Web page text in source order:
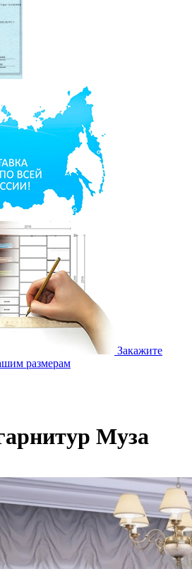
Закажите
размерам
Муза